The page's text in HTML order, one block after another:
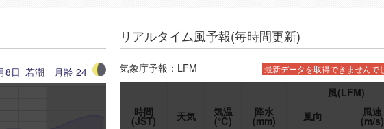
8日 若潮 月齢 24
リアルタイム風予報(毎時間更新)
気象庁予報：LFM 最新データを取得できませんで
風(LFM)
時間
(JST) 天気 気温
(℃)
降水
(mm) 風向 風速
(m/s)